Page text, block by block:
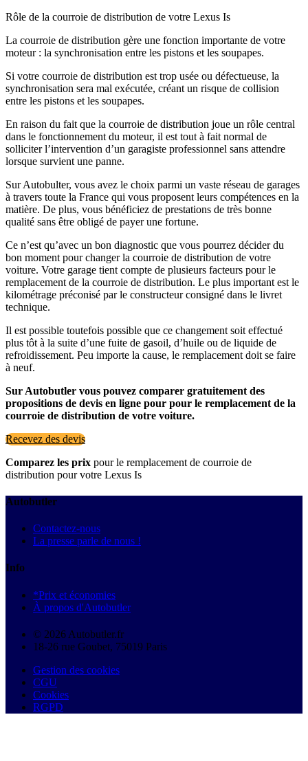
Rôle de la courroie de distribution de votre Lexus Is
La courroie de distribution gère une fonction importante de votre
moteur : la synchronisation entre les pistons et les soupapes.
Si votre courroie de distribution est trop usée ou défectueuse, la
synchronisation sera mal exécutée, créant un risque de collision
entre les pistons et les soupapes.
En raison du fait que la courroie de distribution joue un rôle central
dans le fonctionnement du moteur, il est tout à fait normal de
solliciter l’intervention d’un garagiste professionnel sans attendre
lorsque survient une panne.
Sur Autobulter, vous avez le choix parmi un vaste réseau de garages
à travers toute la France qui vous proposent leurs compétences en la
matière. De plus, vous bénéficiez de prestations de très bonne
qualité sans être obligé de payer une fortune.
Ce n’est qu’avec un bon diagnostic que vous pourrez décider du
bon moment pour changer la courroie de distribution de votre
voiture. Votre garage tient compte de plusieurs facteurs pour le
remplacement de la courroie de distribution. Le plus important est le
kilométrage préconisé par le constructeur consigné dans le livret
technique.
Il est possible toutefois possible que ce changement soit effectué
plus tôt à la suite d’une fuite de gasoil, d’huile ou de liquide de
refroidissement. Peu importe la cause, le remplacement doit se faire
à neuf.
Sur Autobutler vous pouvez comparer gratuitement des
propositions de devis en ligne pour pour le remplacement de la
courroie de distribution de votre voiture.
Recevez des devis
Comparez les prix pour le remplacement de courroie de
distribution pour votre Lexus Is
Autobutler
Contactez-nous
La presse parle de nous !
Info
*Prix et économies
À propos d'Autobutler
© 2026 Autobutler.fr
18-26 rue Goubet, 75019 Paris
Gestion des cookies
CGU
Cookies
RGPD